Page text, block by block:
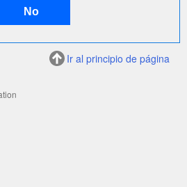
Ir al principio de página